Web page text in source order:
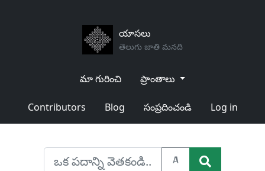
యాసలు
తెలుగు జాతి మనది
మా గురించి ప్రాంతాలు
Contributors Blog సంప్రదించండి Log in
A